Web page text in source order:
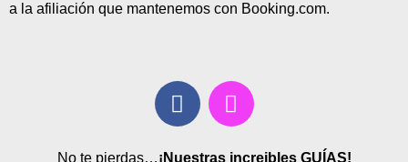
a la afiliación que mantenemos con Booking.com.
No te pierdas…¡Nuestras increibles GUÍAS!